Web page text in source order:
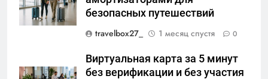
безопасных путешествий
travelbox27_
1 месяц спустя 0
Виртуальная карта за 5 минут
без верификации и без участия